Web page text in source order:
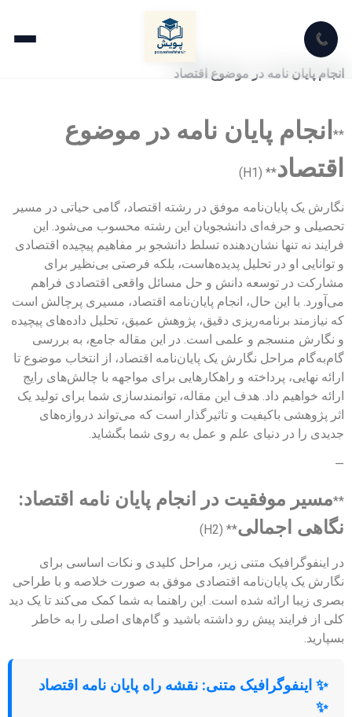
📞
انجام پایان نامه در موضوع اقتصاد
** انجام پایان نامه در موضوع
اقتصاد** (H1)
نگارش یک پایان‌نامه موفق در رشته اقتصاد، گامی حیاتی در مسیر
تحصیلی و حرفه‌ای دانشجویان این رشته محسوب می‌شود. این
فرایند نه تنها نشان‌دهنده تسلط دانشجو بر مفاهیم پیچیده اقتصادی
و توانایی او در تحلیل پدیده‌هاست، بلکه فرصتی بی‌نظیر برای
مشارکت در توسعه دانش و حل مسائل واقعی اقتصادی فراهم
می‌آورد. با این حال، انجام پایان‌نامه اقتصاد، مسیری پرچالش است
که نیازمند برنامه‌ریزی دقیق، پژوهش عمیق، تحلیل داده‌های پیچیده
و نگارش منسجم و علمی است. در این مقاله جامع، به بررسی
گام‌به‌گام مراحل نگارش یک پایان‌نامه اقتصاد، از انتخاب موضوع تا
ارائه نهایی، پرداخته و راهکارهایی برای مواجهه با چالش‌های رایج
ارائه خواهیم داد. هدف این مقاله، توانمندسازی شما برای تولید یک
اثر پژوهشی باکیفیت و تاثیرگذار است که می‌تواند دروازه‌های
جدیدی را در دنیای علم و عمل به روی شما بگشاید.
—
**مسیر موفقیت در انجام پایان نامه اقتصاد:
نگاهی اجمالی** (H2)
در اینفوگرافیک متنی زیر، مراحل کلیدی و نکات اساسی برای
نگارش یک پایان‌نامه اقتصادی موفق به صورت خلاصه و با طراحی
بصری زیبا ارائه شده است. این راهنما به شما کمک می‌کند تا یک دید
کلی از فرایند پیش رو داشته باشید و گام‌های اصلی را به خاطر
بسپارید.
✨ اینفوگرافیک متنی: نقشه راه پایان نامه اقتصاد
✨